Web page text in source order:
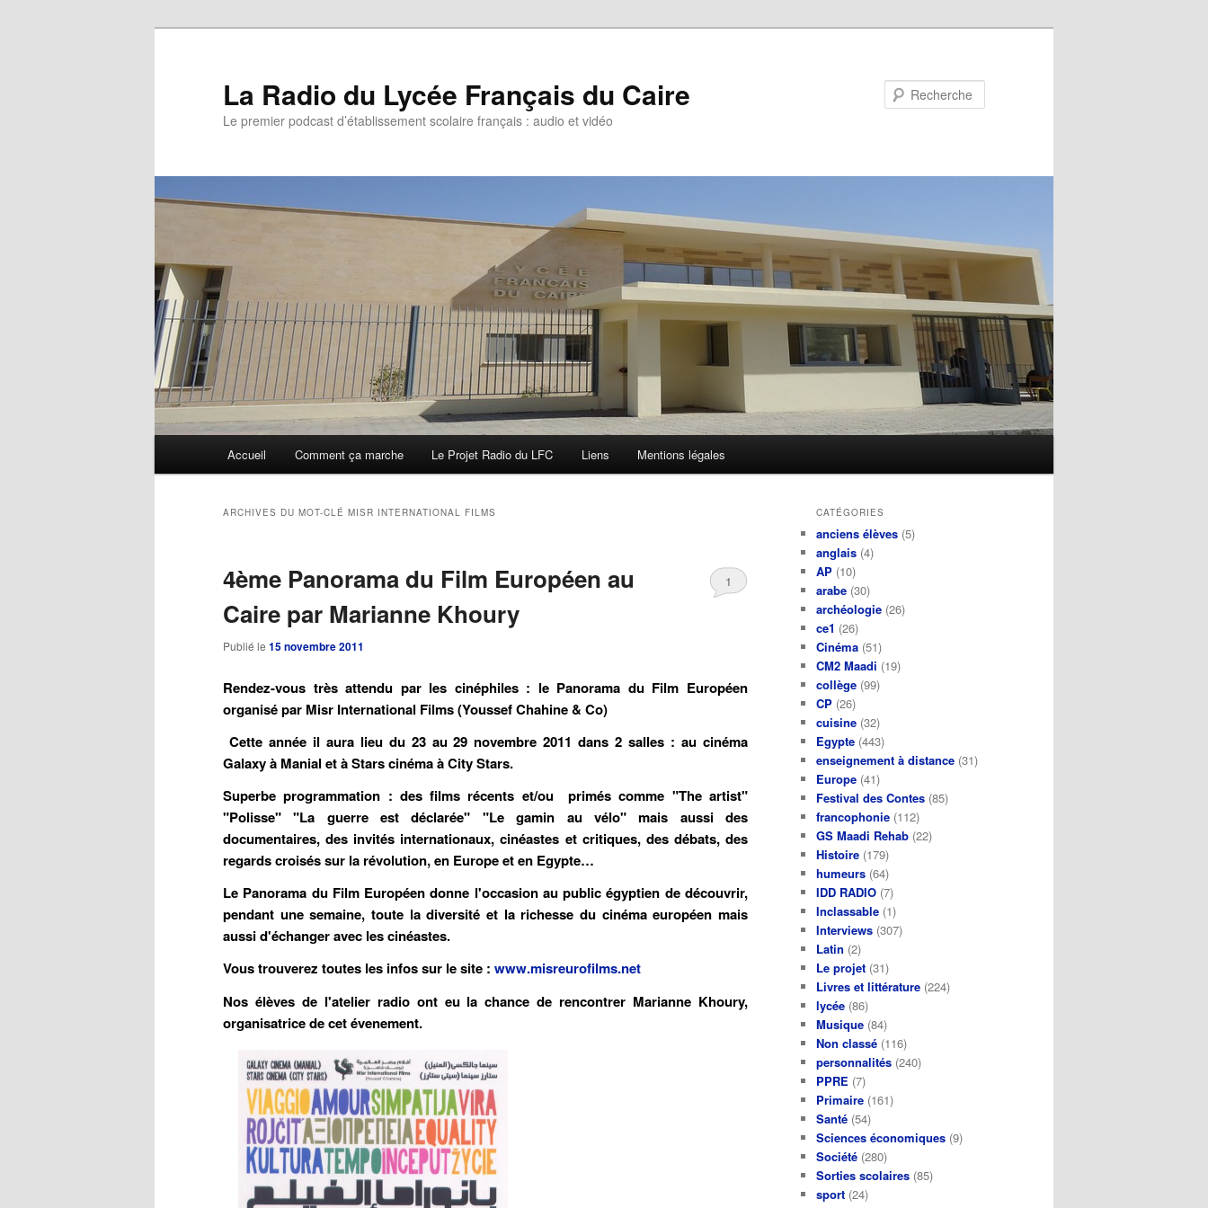
La Radio du Lycée Français du Caire
Le premier podcast d’établissement scolaire français : audio et vidéo
Aller
principal
Aller
secondaire
Accueil Comment ça marche Le Projet Radio du LFC Liens Mentions légales
ARCHIVES DU MOT-CLÉ MISR INTERNATIONAL FILMS
4ème Panorama du Film Européen au
Caire par Marianne Khoury
Publié le 15 novembre 2011
1
Rendez-vous très attendu par les cinéphiles : le Panorama du Film Européen
organisé par Misr International Films (Youssef Chahine & Co)
Cette année il aura lieu du 23 au 29 novembre 2011 dans 2 salles : au cinéma
Galaxy à Manial et à Stars cinéma à City Stars.
Superbe programmation : des films récents et/ou primés comme "The artist"
"Polisse" "La guerre est déclarée" "Le gamin au vélo" mais aussi des
documentaires, des invités internationaux, cinéastes et critiques, des débats, des
regards croisés sur la révolution, en Europe et en Egypte…
Le Panorama du Film Européen donne l'occasion au public égyptien de découvrir,
pendant une semaine, toute la diversité et la richesse du cinéma européen mais
aussi d'échanger avec les cinéastes.
Vous trouverez toutes les infos sur le site : www.misreurofilms.net
Nos élèves de l'atelier radio ont eu la chance de rencontrer Marianne Khoury,
organisatrice de cet évenement.
CATÉGORIES
anciens élèves (5)
anglais (4)
AP (10)
arabe (30)
archéologie (26)
ce1 (26)
Cinéma (51)
CM2 Maadi (19)
collège (99)
CP (26)
cuisine (32)
Egypte (443)
enseignement à distance (31)
Europe (41)
Festival des Contes (85)
francophonie (112)
GS Maadi Rehab (22)
Histoire (179)
humeurs (64)
IDD RADIO (7)
Inclassable (1)
Interviews (307)
Latin (2)
Le projet (31)
Livres et littérature (224)
lycée (86)
Musique (84)
Non classé (116)
personnalités (240)
PPRE (7)
Primaire (161)
Santé (54)
Sciences économiques (9)
Société (280)
Sorties scolaires (85)
sport (24)